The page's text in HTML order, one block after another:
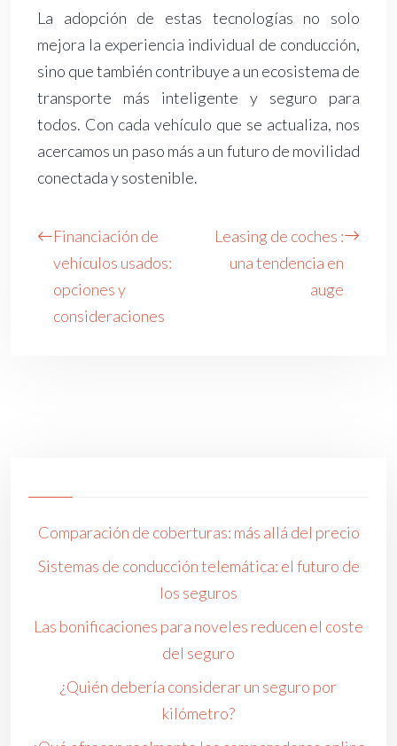
La adopción de estas tecnologías no solo
mejora la experiencia individual de conducción,
sino que también contribuye a un ecosistema de
transporte más inteligente y seguro para
todos. Con cada vehículo que se actualiza, nos
acercamos un paso más a un futuro de movilidad
conectada y sostenible.
Financiación de
vehículos usados:
opciones y
consideraciones
Leasing de coches :
una tendencia en
auge
Comparación de coberturas: más allá del precio
Sistemas de conducción telemática: el futuro de
los seguros
Las bonificaciones para noveles reducen el coste
del seguro
¿Quién debería considerar un seguro por
kilómetro?